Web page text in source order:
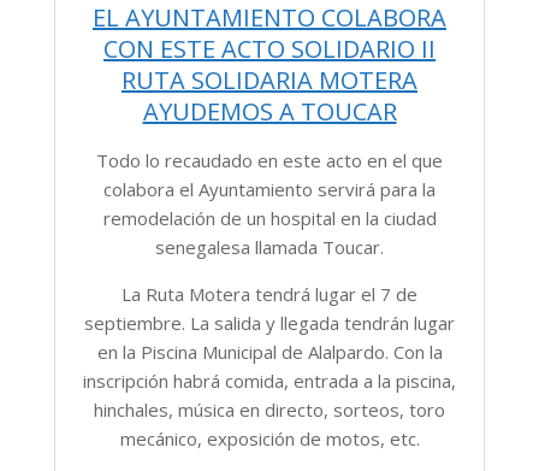
EL AYUNTAMIENTO COLABORA
CON ESTE ACTO SOLIDARIO II
RUTA SOLIDARIA MOTERA
AYUDEMOS A TOUCAR
Todo lo recaudado en este acto en el que
colabora el Ayuntamiento servirá para la
remodelación de un hospital en la ciudad
senegalesa llamada Toucar.
La Ruta Motera tendrá lugar el 7 de
septiembre. La salida y llegada tendrán lugar
en la Piscina Municipal de Alalpardo. Con la
inscripción habrá comida, entrada a la piscina,
hinchales, música en directo, sorteos, toro
mecánico, exposición de motos, etc.